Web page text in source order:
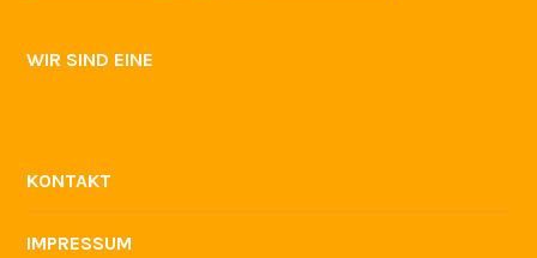
WIR SIND EINE
KONTAKT
IMPRESSUM